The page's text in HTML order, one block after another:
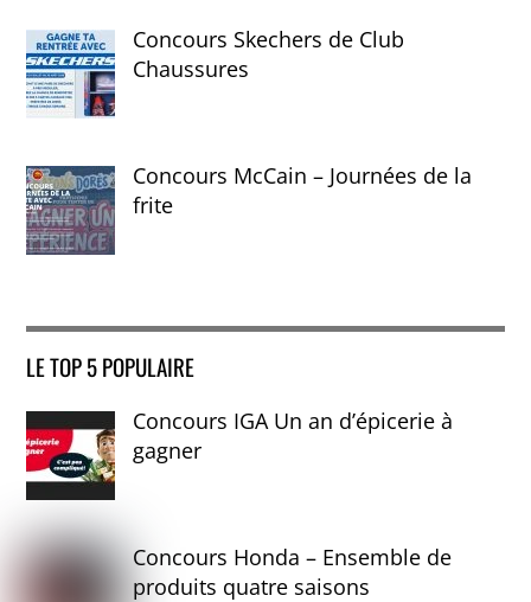
Concours Skechers de Club
Chaussures
Concours McCain – Journées de la
frite
LE TOP 5 POPULAIRE
Concours IGA Un an d’épicerie à
gagner
Concours Honda – Ensemble de
produits quatre saisons